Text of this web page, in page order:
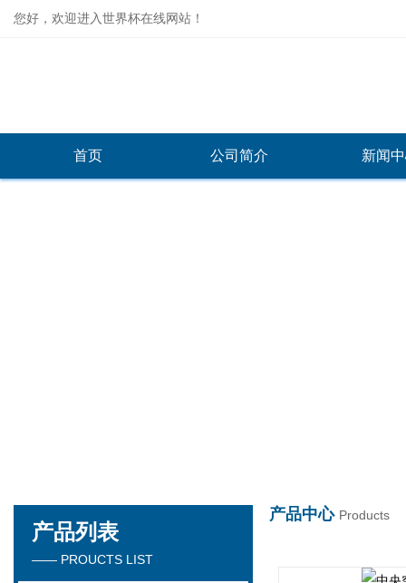
您好，欢迎进入世界杯在线网站！
首页 公司简介 新闻
产品中心 Products
产品列表
—— PROUCTS LIST